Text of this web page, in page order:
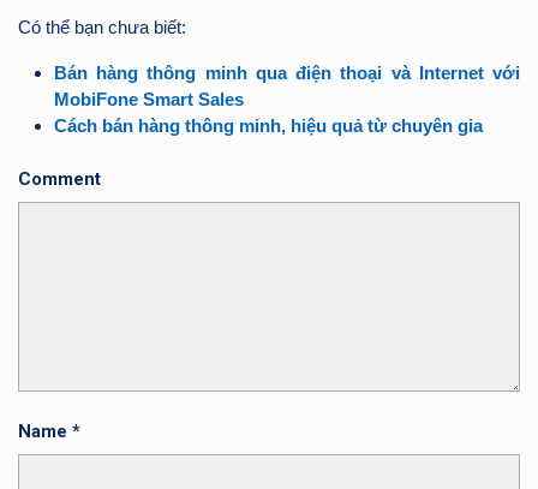
Có thể bạn chưa biết:
Bán hàng thông minh qua điện thoại và Internet với
MobiFone Smart Sales
Cách bán hàng thông minh, hiệu quả từ chuyên gia
Comment
Name *